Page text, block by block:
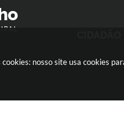
nosso site usa cookies